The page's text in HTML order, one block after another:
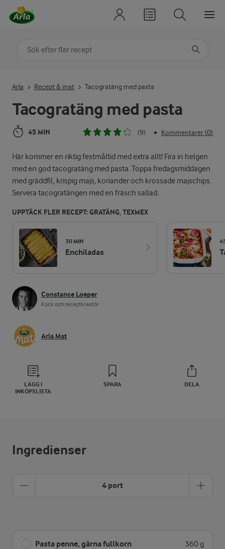
Tacogratäng med pasta
45 MIN (9) • Kommentarer (0)
Här kommer en riktig festmåltid med extra allt! Fira in helgen
med en god tacogratäng med pasta. Toppa fredagsmiddagen
med gräddfil, krispig majs, koriander och krossade majschips.
Servera tacogratängen med en fräsch sallad.
UPPTÄCK FLER RECEPT: GRATÄNG, TEXMEX
30 MIN
Enchiladas
Constance Loeper
Kock och receptkreatör
Arla Mat
LÄGG I
INKÖPSLISTA
SPARA DELA
Arla Recept & mat Tacogratäng med pasta
Ingredienser
4 port
Pasta penne, gärna fullkorn 360 g
Sök på kategori eller ingrediens